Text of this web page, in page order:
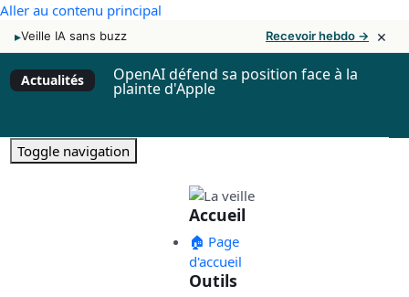
Aller au contenu principal
▸Veille IA sans buzz Recevoir hebdo → ×
Actualités OpenAI défend sa position face à la
plainte d'Apple
Toggle navigation
Accueil
🏠 Page
d'accueil
Outils